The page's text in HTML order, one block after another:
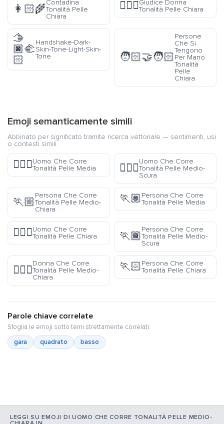
👩🏻‍🌾
Contadina
Tonalità Pelle
Chiara
👩🏻‍⚖️Giudice Donna
Tonalità Pelle Chiara
🫱
🏿‍🫲
🏻
Handshake-Dark-
Skin-Tone-Light-Skin-
Tone
🧑🏻‍🤝‍🧑🏻
Persone
Che Si
Tengono
Per Mano
Tonalità
Pelle
Chiara
Emoji semanticamente simili
Abbinato per significato tramite ricerca vettoriale — sentimenti, usi
o contesti simili.
🏃🏽‍♂️Uomo Che Corre
Tonalità Pelle Media
🏃🏾‍♂️
Uomo Che Corre
Tonalità Pelle Medio-
Scura
🏃🏼
Persona Che Corre
Tonalità Pelle Medio-
Chiara
🏃🏽Persona Che Corre
Tonalità Pelle Media
🏃🏻‍♂️Uomo Che Corre
Tonalità Pelle Chiara
🏃🏾
Persona Che Corre
Tonalità Pelle Medio-
Scura
🏃🏼‍♀️
Donna Che Corre
Tonalità Pelle Medio-
Chiara
🏃🏻Persona Che Corre
Tonalità Pelle Chiara
Parole chiave correlate
Sfoglia le emoji sotto temi strettamente correlati:
gara
quadrato basso
LEGGI SU EMOJI DI UOMO CHE CORRE TONALITÀ PELLE MEDIO-